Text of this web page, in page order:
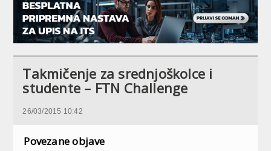
Takmičenje za srednjoškolce i
studente – FTN Challenge
26/03/2015 10:42
Povezane objave